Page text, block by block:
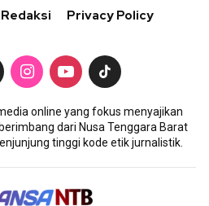
Redaksi Privacy Policy
online yang fokus menyajikan
dari Nusa Tenggara Barat
tinggi kode etik jurnalistik.